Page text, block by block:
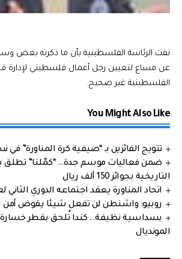
نفت الرئاسة الفلسطينية بأن ما ذكرته بعض
عن مساع لتعيين رجل أعمال فلسطيني لإدارة
الفلسطينية غير صحيح.
You Might Also Like
تتويج الفائزين بـ “صيفية كرة المناورة” في
ضمن فعاليات موسم جدة.. “كمّلنا” تطلق
التاريخية بجوائز 150 ألف ريال
اتحاد المناورة يعقد اجتماعه الدوري الثاني لعام
روبيو: واشنطن لن تفعل شيئا يقوض أمن
بسداسية نظيفة.. كندا تُلحق بقطر
المونديال